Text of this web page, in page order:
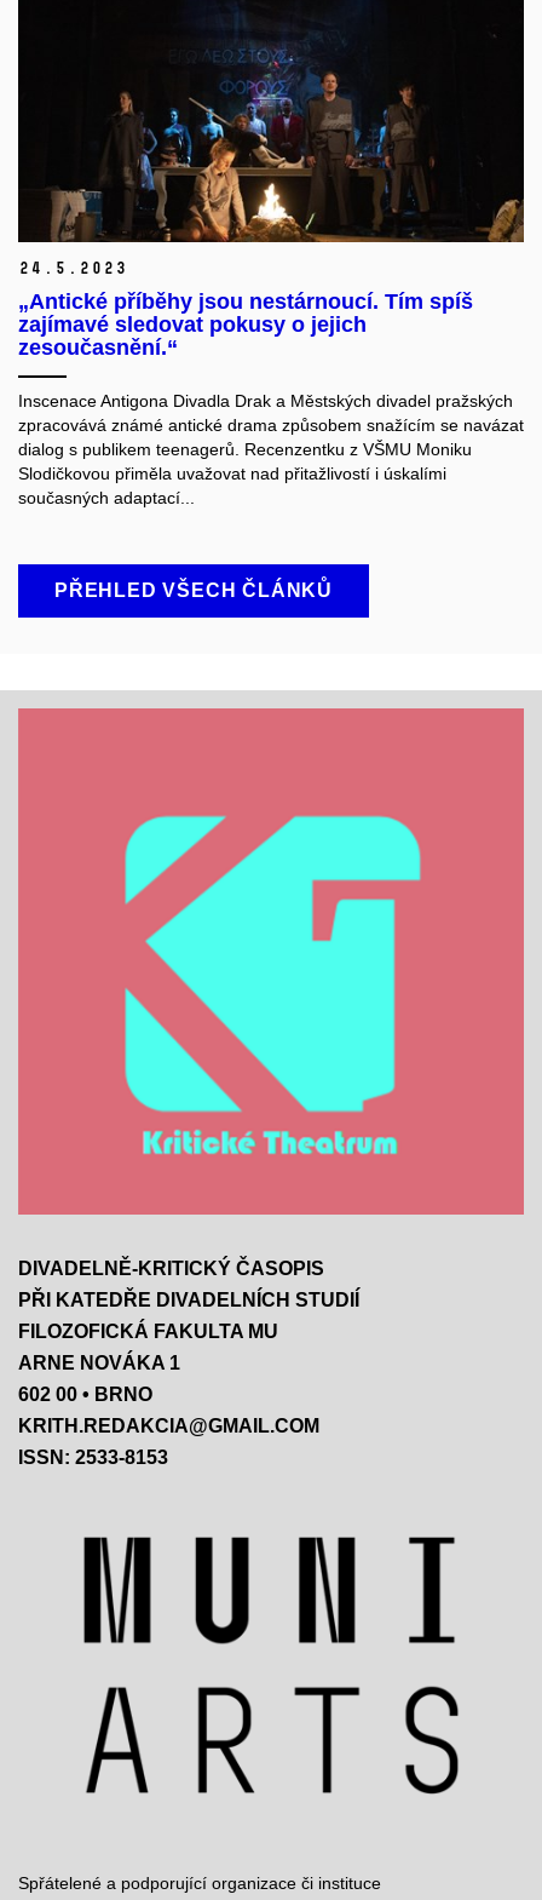
24. 5. 2023
„Antické příběhy jsou nestárnoucí. Tím spíš
zajímavé sledovat pokusy o jejich
zesoučasnění.“
Inscenace Antigona Divadla Drak a Městských divadel pražských
zpracovává známé antické drama způsobem snažícím se navázat
dialog s publikem teenagerů. Recenzentku z VŠMU Moniku
Slodičkovou přiměla uvažovat nad přitažlivostí i úskalími
současných adaptací...
PŘEHLED VŠECH ČLÁNKŮ
DIVADELNĚ-KRITICKÝ ČASOPIS
PŘI KATEDŘE DIVADELNÍCH STUDIÍ
FILOZOFICKÁ FAKULTA MU
ARNE NOVÁKA 1
602 00 • BRNO
KRITH.REDAKCIA@GMAIL.COM
ISSN: 2533-8153
Spřátelené a podporující organizace či instituce